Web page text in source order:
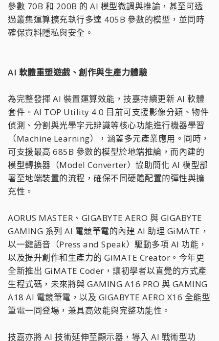
參數 70B 和 200B 的 AI 模型微調與推論，甚至可透
過叢集運算擴充執行多達 405B 參數的模型，並同時
確保資料隱私與安全。
AI 軟體重塑遊戲、創作與生產力體驗
為完整發揮 AI 裝置運算效能，技嘉持續更新 AI 軟體
套件。AI TOP Utility 4.0 目前可支援影像分類、物件
偵測、分割與光學字元辨識等核心功能進行機器學習
（Machine Learning），涵蓋多元產業應用。同時，
可支援最高 685B 參數的模型於地端推論，而內建的
模型轉換器（Model Converter）協助簡化 AI 模型部
署至地端裝置的流程，確保不同硬體配置的彈性與擴
充性。
AORUS MASTER、GIGABYTE AERO 與 GIGABYTE
GAMING 系列 AI 電競筆電的內建 AI 助理 GiMATE，
以一鍵語音（Press and Speak）驅動多項 AI 功能，
以及提升創作和生產力的 GiMATE Creator。今年更
全新推出 GiMATE Coder，讓初學者以直覺的方式產
生程式碼，未來將與 GAMING A16 PRO 與 GAMING
A18 AI 電競筆電，以及 GIGABYTE AERO X16 全能型
筆電一同登場，兼具高效能與完整功能性。
技嘉亦將 AI 技術延伸至顯示器，導入 AI 戰術型功